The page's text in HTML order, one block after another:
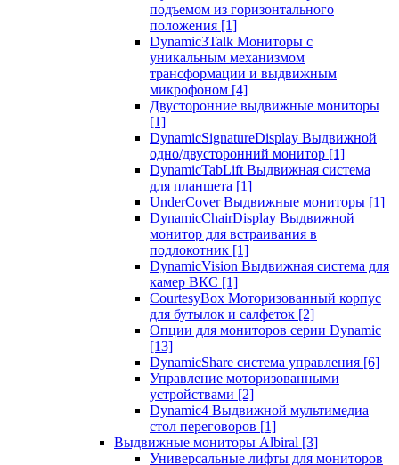
подъемом из горизонтального
положения [1]
Dynamic3Talk Мониторы с
уникальным механизмом
трансформации и выдвижным
микрофоном [4]
Двусторонние выдвижные мониторы
[1]
DynamicSignatureDisplay Выдвижной
одно/двусторонний монитор [1]
DynamicTabLift Выдвижная система
для планшета [1]
UnderCover Выдвижные мониторы [1]
DynamicChairDisplay Выдвижной
монитор для встраивания в
подлокотник [1]
DynamicVision Выдвижная система для
камер ВКС [1]
CourtesyBox Моторизованный корпус
для бутылок и салфеток [2]
Опции для мониторов серии Dynamic
[13]
DynamicShare система управления [6]
Управление моторизованными
устройствами [2]
Dynamic4 Выдвижной мультимедиа
стол переговоров [1]
Выдвижные мониторы Albiral [3]
Универсальные лифты для мониторов